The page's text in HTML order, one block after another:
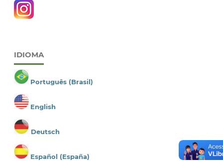
IDIOMA
Português (Brasil)
English
Deutsch
Español (España)